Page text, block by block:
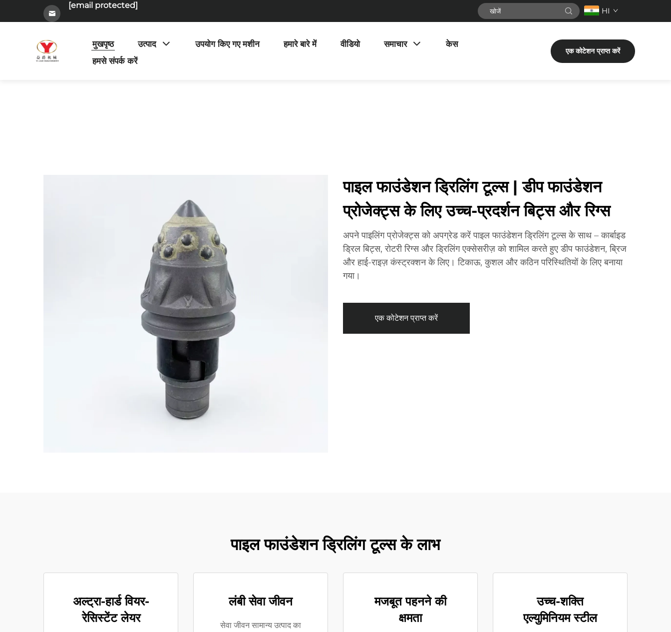
[email protected]
HI
मुखपृष्ठ उत्पाद उपयोग किए गए मशीन हमारे बारे में वीडियो समाचार
केस
हमसे संपर्क करें
एक कोटेशन प्राप्त करें
पाइल फाउंडेशन ड्रिलिंग टूल्स | डीप फाउंडेशन
प्रोजेक्ट्स के लिए उच्च-प्रदर्शन बिट्स और रिग्स
अपने पाइलिंग प्रोजेक्ट्स को अपग्रेड करें ​​पाइल फाउंडेशन ड्रिलिंग टूल्स के साथ – ​​कार्बाइड
ड्रिल बिट्स, रोटरी रिग्स और ड्रिलिंग एक्सेसरीज़ को शामिल करते हुए ​​डीप फाउंडेशन, ब्रिज
और हाई-राइज़ कंस्ट्रक्शन के लिए। टिकाऊ, कुशल और कठिन परिस्थितियों के लिए बनाया
गया।
एक कोटेशन प्राप्त करें
पाइल फाउंडेशन ड्रिलिंग टूल्स के लाभ
अल्ट्रा-हार्ड वियर-
रेसिस्टेंट लेयर
लंबी सेवा जीवन
सेवा जीवन सामान्य उत्पाद का
मजबूत पहनने की
क्षमता
उच्च-शक्ति
एल्युमिनियम स्टील